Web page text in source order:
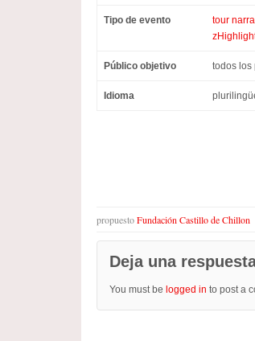
Tipo de evento
tour
Público objetivo todos los
Idioma
propuestoFundación Castillo de Chillon
Deja una
You must be logged in to post a